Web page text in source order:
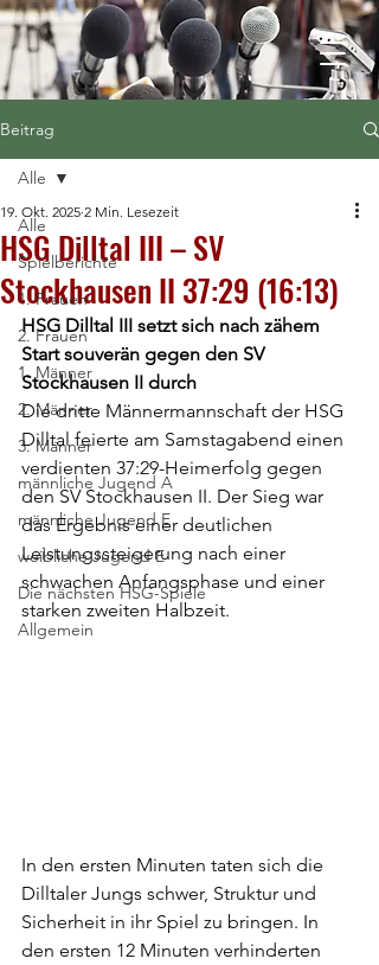
Beitrag
Alle
Spielberichte
1. Frauen
2. Frauen
1. Männer
2. Männer
3. Männer
männliche Jugend A
männliche Jugend E
weibliche Jugend E
Die nächsten HSG-Spiele
Allgemein
Alle
HSG Dilltal III – SV
Stockhausen II 37:29 (16:13)
19. Okt. 2025 2 Min. Lesezeit
HSG Dilltal III setzt sich nach zähem
Start souverän gegen den SV
Stockhausen II durch
Die dritte Männermannschaft der HSG
Dilltal feierte am Samstagabend einen
verdienten 37:29-Heimerfolg gegen
den SV Stockhausen II. Der Sieg war
das Ergebnis einer deutlichen
Leistungssteigerung nach einer
schwachen Anfangsphase und einer
starken zweiten Halbzeit.
In den ersten Minuten taten sich die
Dilltaler Jungs schwer, Struktur und
Sicherheit in ihr Spiel zu bringen. In
den ersten 12 Minuten verhinderten